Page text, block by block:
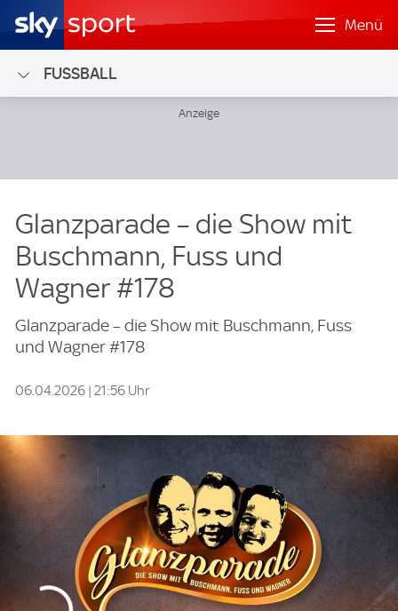
Menü
FUSSBALL
Glanzparade – die Show mit
Buschmann, Fuss und
Wagner #178
Glanzparade – die Show mit Buschmann, Fuss
und Wagner #178
06.04.2026 | 21:56 Uhr